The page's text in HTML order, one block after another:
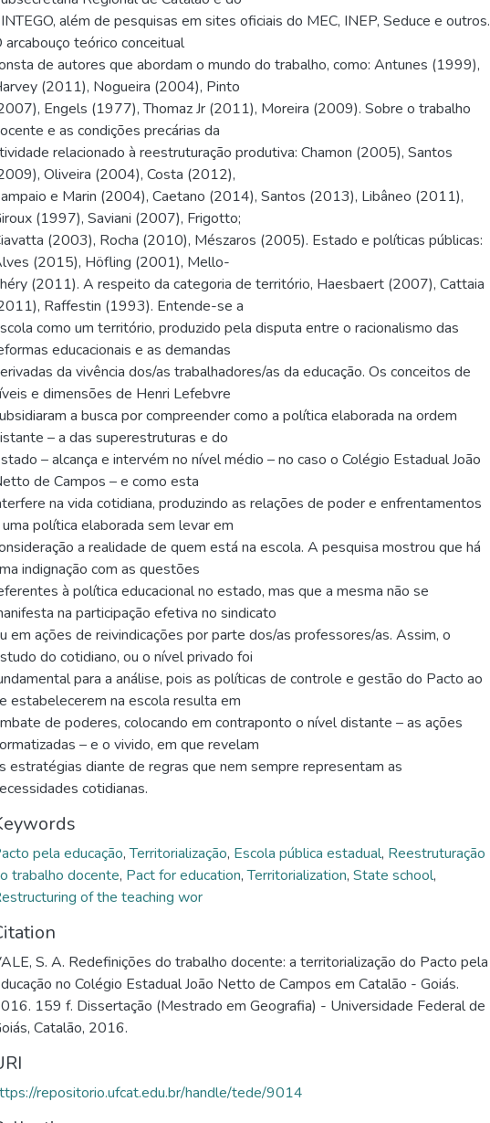
além de pesquisas em sites oficiais do MEC, INEP, Seduce e outros.
arcabouço teórico conceitual
de autores que abordam o mundo do trabalho, como: Antunes (1999),
(2011), Nogueira (2004), Pinto
Engels (1977), Thomaz Jr (2011), Moreira (2009). Sobre o trabalho
e as condições precárias da
relacionado à reestruturação produtiva: Chamon (2005), Santos
Oliveira (2004), Costa (2012),
e Marin (2004), Caetano (2014), Santos (2013), Libâneo (2011),
(1997), Saviani (2007), Frigotto;
(2003), Rocha (2010), Mészaros (2005). Estado e políticas públicas:
(2015), Höfling (2001), Mello-
(2011). A respeito da categoria de território, Haesbaert (2007), Cattaia
Raffestin (1993). Entende-se a
como um território, produzido pela disputa entre o racionalismo das
educacionais e as demandas
da vivência dos/as trabalhadores/as da educação. Os conceitos de
e dimensões de Henri Lefebvre
a busca por compreender como a política elaborada na ordem
– a das superestruturas e do
– alcança e intervém no nível médio – no caso o Colégio Estadual João
de Campos – e como esta
na vida cotidiana, produzindo as relações de poder e enfrentamentos
uma política elaborada sem levar em
a realidade de quem está na escola. A pesquisa mostrou que há
indignação com as questões
à política educacional no estado, mas que a mesma não se
na participação efetiva no sindicato
em ações de reivindicações por parte dos/as professores/as. Assim, o
do cotidiano, ou o nível privado foi
para a análise, pois as políticas de controle e gestão do Pacto ao
estabelecerem na escola resulta em
de poderes, colocando em contraponto o nível distante – as ações
– e o vivido, em que revelam
estratégias diante de regras que nem sempre representam as
cotidianas.
pela educação,Territorialização, Escola pública estadual, Reestruturação
trabalho docente, Pact for education,Territorialization, State school,
of the teaching wor
S. A. Redefinições do trabalho docente: a territorialização do Pacto pela
no Colégio Estadual João Netto de Campos em Catalão - Goiás.
159 f. Dissertação (Mestrado em Geografia) - Universidade Federal de
Catalão, 2016.
repositorio.ufcat.edu.br/handle/tede/9014